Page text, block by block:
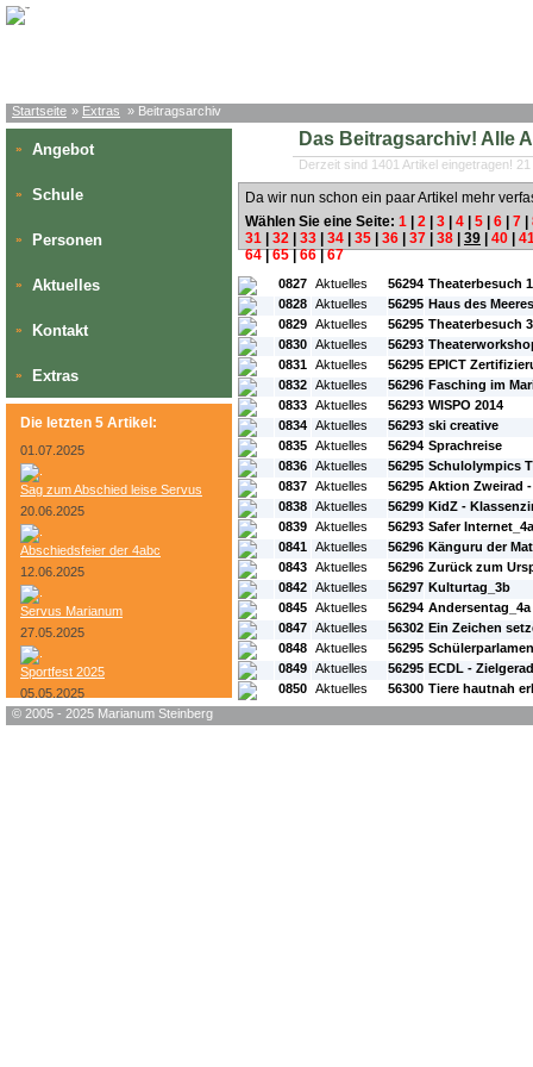
Startseite » Extras » Beitragsarchiv
» Angebot
» Schule
» Personen
» Aktuelles
» Kontakt
» Extras
Die letzten 5 Artikel:
01.07.2025
Sag zum Abschied leise Servus
20.06.2025
Abschiedsfeier der 4abc
12.06.2025
Servus Marianum
27.05.2025
Sportfest 2025
05.05.2025
Das Beitragsarchiv! Alle
Derzeit sind 1401 Artikel eingetragen!
Da wir nun schon ein paar Artikel mehr
Wählen Sie eine Seite: 1 2 3 4 5 6 7
31
32 33 34 35 36 37 38 39 40
64|65|66|67
#L: #ID: #Rubrik:
0827 Aktuelles 56294 Theaterbesuch
0828 Aktuelles 56295 Haus des Meeres
0829 Aktuelles 56295 Theaterbesuch
0830 Aktuelles 56293
0831 Aktuelles 56295 EPICT
0832 Aktuelles 56296 Fasching im
0833 Aktuelles 56293 WISPO 2014
0834 Aktuelles 56293 ski creative
0835 Aktuelles 56294 Sprachreise
0836 Aktuelles 56295 Schulolympics
0837 Aktuelles 56295 Aktion Zweirad
0838 Aktuelles 56299 KidZ -
0839 Aktuelles 56293 Safer Internet_4a
0841 Aktuelles 56296 Känguru der
0843 Aktuelles 56296 Zurück zum
0842 Aktuelles 56297 Kulturtag_3b
0845 Aktuelles 56294 Andersentag_4a
0847 Aktuelles 56302 Ein Zeichen
0848 Aktuelles 56295
0849 Aktuelles 56295 ECDL -
0850 Aktuelles 56300 Tiere hautnah
© 2005 - 2025 Marianum Steinberg